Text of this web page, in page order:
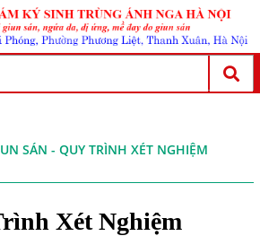
SÁN - QUY TRÌNH XÉT NGHIỆM
Xét Nghiệm